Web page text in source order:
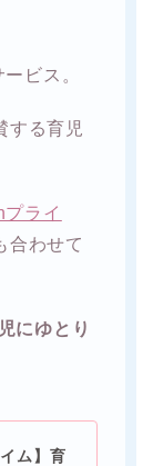
ビス。
する育児
ライ
合わせて
にゆとり
ム】育